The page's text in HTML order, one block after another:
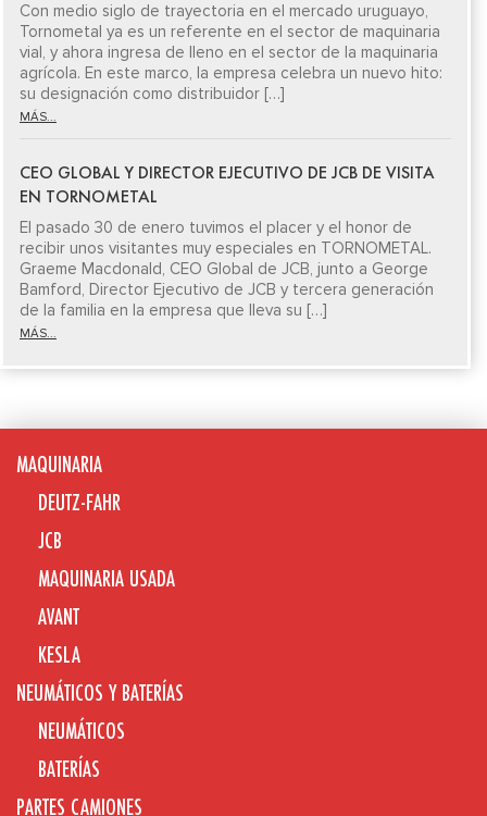
Con medio siglo de trayectoria en el mercado uruguayo,
Tornometal ya es un referente en el sector de maquinaria
vial, y ahora ingresa de lleno en el sector de la maquinaria
agrícola. En este marco, la empresa celebra un nuevo hito:
su designación como distribuidor […]
MÁS...
CEO GLOBAL Y DIRECTOR EJECUTIVO DE JCB DE VISITA
EN TORNOMETAL
El pasado 30 de enero tuvimos el placer y el honor de
recibir unos visitantes muy especiales en TORNOMETAL.
Graeme Macdonald, CEO Global de JCB, junto a George
Bamford, Director Ejecutivo de JCB y tercera generación
de la familia en la empresa que lleva su […]
MÁS...
MAQUINARIA
DEUTZ-FAHR
JCB
MAQUINARIA USADA
AVANT
KESLA
NEUMÁTICOS Y BATERÍAS
NEUMÁTICOS
BATERÍAS
PARTES CAMIONES